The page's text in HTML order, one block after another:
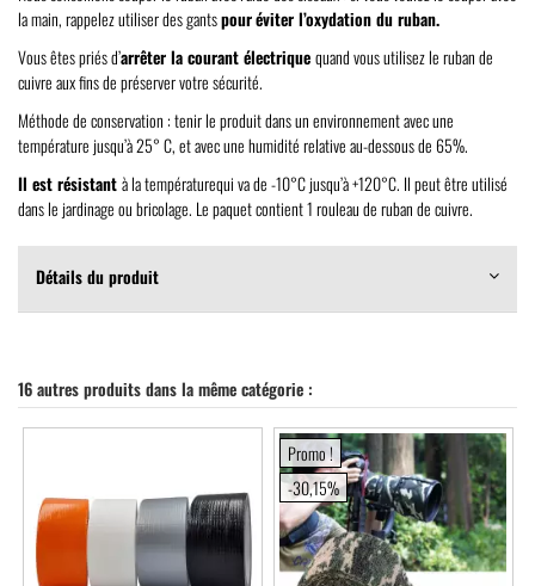
la main, rappelez utiliser des gantspouréviter l’oxydation du ruban.
Vous êtes priés d’arrêter la courant électriquequand vous utilisez le ruban de
cuivre aux fins de préserver votre sécurité.
Méthode de conservation : tenir le produit dans un environnement avec une
température jusqu’à 25° C, et avec une humidité relative au-dessous de 65%.
Il est résistantà la températurequi va de -10°C jusqu’à +120°C. Il peut être utilisé
dans le jardinage ou bricolage. Le paquet contient 1 rouleau de ruban de cuivre.
Détails du produit
16 autres produits dans la même catégorie :
Promo !
-30,15%